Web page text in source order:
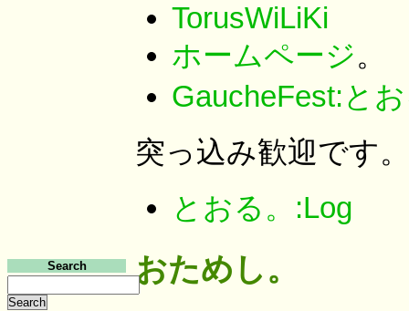
TorusWiLiKi
ホームページ。
GaucheFest:と
突っ込み歓迎です
とおる。:Log
おためし。
Search